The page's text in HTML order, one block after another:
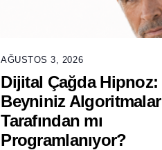
AĞUSTOS 3, 2026
Dijital Çağda Hipnoz:
Beyniniz Algoritmalar
Tarafından mı
Programlanıyor?